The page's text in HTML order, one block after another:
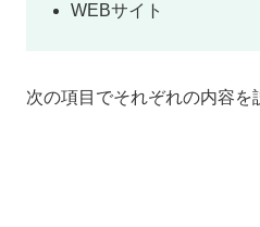
WEBサイト
次の項目でそれぞれの内容を